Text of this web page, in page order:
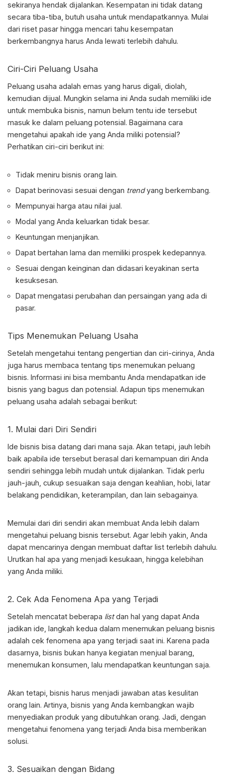
sekiranya hendak dijalankan. Kesempatan ini tidak datang
secara tiba-tiba, butuh usaha untuk mendapatkannya. Mulai
dari riset pasar hingga mencari tahu kesempatan
berkembangnya harus Anda lewati terlebih dahulu.
Ciri-Ciri Peluang Usaha
Peluang usaha adalah emas yang harus digali, diolah,
kemudian dijual. Mungkin selama ini Anda sudah memiliki ide
untuk membuka bisnis, namun belum tentu ide tersebut
masuk ke dalam peluang potensial. Bagaimana cara
mengetahui apakah ide yang Anda miliki potensial?
Perhatikan ciri-ciri berikut ini:
Tidak meniru bisnis orang lain.
Dapat berinovasi sesuai dengan trendyang berkembang.
Mempunyai harga atau nilai jual.
Modal yang Anda keluarkan tidak besar.
Keuntungan menjanjikan.
Dapat bertahan lama dan memiliki prospek kedepannya.
Sesuai dengan keinginan dan didasari keyakinan serta
kesuksesan.
Dapat mengatasi perubahan dan persaingan yang ada di
pasar.
Tips Menemukan Peluang Usaha
Setelah mengetahui tentang pengertian dan ciri-cirinya, Anda
juga harus membaca tentang tips menemukan peluang
bisnis. Informasi ini bisa membantu Anda mendapatkan ide
bisnis yang bagus dan potensial. Adapun tips menemukan
peluang usaha adalah sebagai berikut:
1. Mulai dari Diri Sendiri
Ide bisnis bisa datang dari mana saja. Akan tetapi, jauh lebih
baik apabila ide tersebut berasal dari kemampuan diri Anda
sendiri sehingga lebih mudah untuk dijalankan. Tidak perlu
jauh-jauh, cukup sesuaikan saja dengan keahlian, hobi, latar
belakang pendidikan, keterampilan, dan lain sebagainya.
Memulai dari diri sendiri akan membuat Anda lebih dalam
mengetahui peluang bisnis tersebut. Agar lebih yakin, Anda
dapat mencarinya dengan membuat daftar list terlebih dahulu.
Urutkan hal apa yang menjadi kesukaan, hingga kelebihan
yang Anda miliki.
2. Cek Ada Fenomena Apa yang Terjadi
Setelah mencatat beberapa listdan hal yang dapat Anda
jadikan ide, langkah kedua dalam menemukan peluang bisnis
adalah cek fenomena apa yang terjadi saat ini. Karena pada
dasarnya, bisnis bukan hanya kegiatan menjual barang,
menemukan konsumen, lalu mendapatkan keuntungan saja.
Akan tetapi, bisnis harus menjadi jawaban atas kesulitan
orang lain. Artinya, bisnis yang Anda kembangkan wajib
menyediakan produk yang dibutuhkan orang. Jadi, dengan
mengetahui fenomena yang terjadi Anda bisa memberikan
solusi.
3. Sesuaikan dengan Bidang